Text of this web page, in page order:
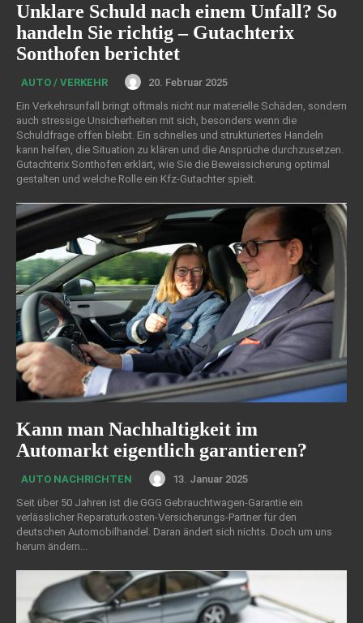
Unklare Schuld nach einem Unfall? So
handeln Sie richtig – Gutachterix
Sonthofen berichtet
AUTO / VERKEHR
20. Februar 2025
Ein Verkehrsunfall bringt oftmals nicht nur materielle Schäden, sondern
auch stressige Unsicherheiten mit sich, besonders wenn die
Schuldfrage offen bleibt. Ein schnelles und strukturiertes Handeln
kann helfen, die Situation zu klären und die Ansprüche durchzusetzen.
Gutachterix Sonthofen erklärt, wie Sie die Beweissicherung optimal
gestalten und welche Rolle ein Kfz-Gutachter spielt.
Kann man Nachhaltigkeit im
Automarkt eigentlich garantieren?
AUTO NACHRICHTEN
13. Januar 2025
Seit über 50 Jahren ist die GGG Gebrauchtwagen-Garantie ein
verlässlicher Reparaturkosten-Versicherungs-Partner für den
deutschen Automobilhandel. Daran ändert sich nichts. Doch um uns
herum ändern...